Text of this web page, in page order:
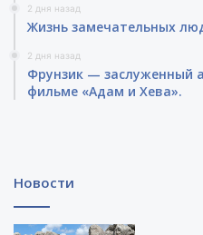
2 дня назад
Жизнь замечательных
2 дня назад
Фрунзик — заслуженный
фильме «Адам и Хева».
Новости